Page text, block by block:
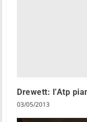
Drewett: l’Atp
03/05/2013